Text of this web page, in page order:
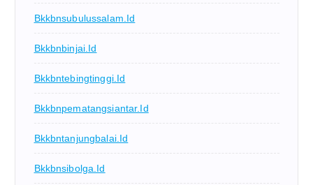
Bkkbnsubulussalam.id
Bkkbnbinjai.id
Bkkbntebingtinggi.id
Bkkbnpematangsiantar.id
Bkkbntanjungbalai.id
Bkkbnsibolga.id